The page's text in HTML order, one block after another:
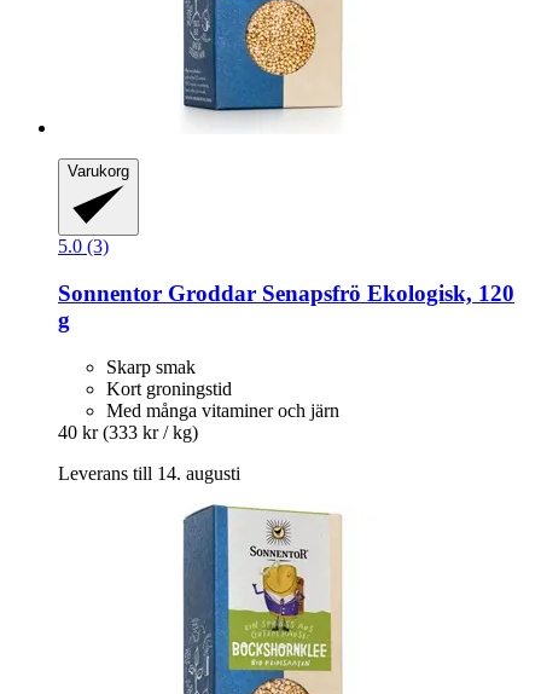
Varukorg
5.0 (3)
Sonnentor Groddar Senapsfrö Ekologisk, 120
g
Skarp smak
Kort groningstid
Med många vitaminer och järn
40 kr (333 kr / kg)
Leverans till 14. augusti